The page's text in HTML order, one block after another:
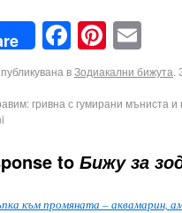
Facebook
вЗодиакални бижута.
гривна с гумирани мъниста
to Бижу за
към промяната – аквамарин,